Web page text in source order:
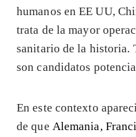
humanos en EE UU,
trata de la mayor
sanitario de la historia.
son candidatos
En este contexto
de que Alemania,